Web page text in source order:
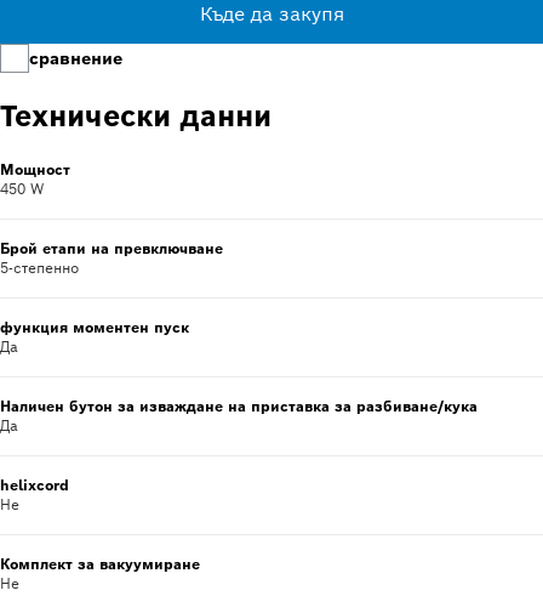
Къде да закупя
сравнение
Технически данни
Мощност
450 W
Брой етапи на превключване
5-степенно
функция моментен пуск
Да
Наличен бутон за изваждане на приставка за разбиване/кука
Да
helixcord
Не
Комплект за вакуумиране
Не